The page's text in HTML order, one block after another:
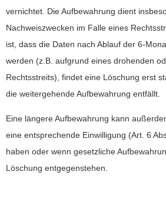
vernichtet. Die Aufbewahrung dient
Nachweiszwecken im Falle eines
ist, dass die Daten nach Ablauf der 6-
werden (z.B. aufgrund eines drohenden
Rechtsstreits), findet eine Löschung erst
die weitergehende Aufbewahrung entfällt.
Eine längere Aufbewahrung kann
eine entsprechende Einwilligung (Art. 6
haben oder wenn gesetzliche
Löschung entgegenstehen.